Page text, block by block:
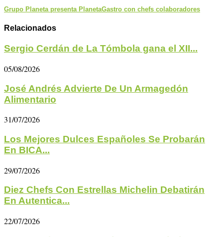
Grupo Planeta presenta PlanetaGastro con chefs colaboradores
Relacionados
Sergio Cerdán de La Tómbola gana el XII...
05/08/2026
José Andrés Advierte De Un Armagedón
Alimentario
31/07/2026
Los Mejores Dulces Españoles Se Probarán
En BICA...
29/07/2026
Diez Chefs Con Estrellas Michelin Debatirán
En Autentica...
22/07/2026